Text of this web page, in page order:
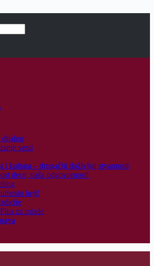
dijalog
vesti
i kultura – drugačiji doživljaj stvarnosti
dece, naša odgovornost!
hejt!
za mlade